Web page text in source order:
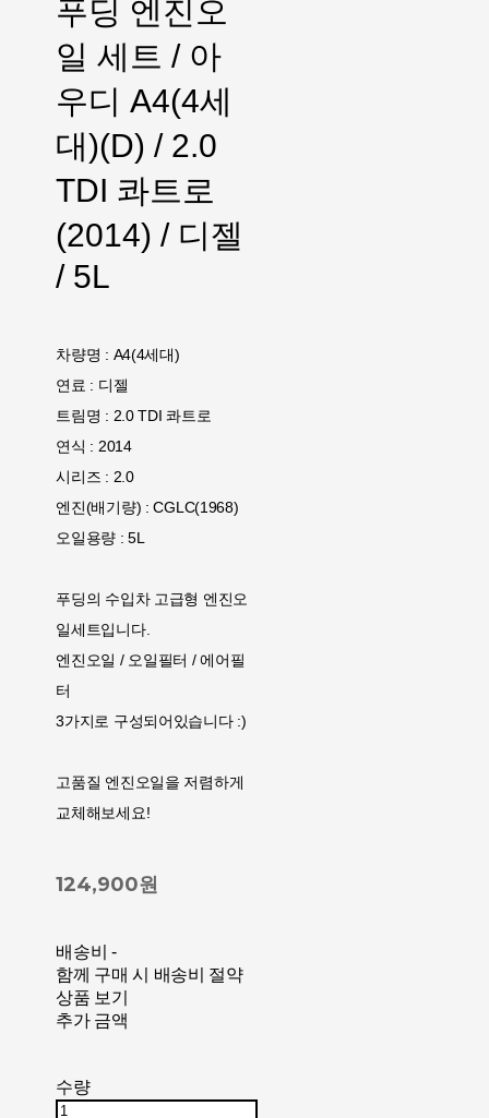
푸딩 엔진오
일 세트 / 아
우디 A4(4세
대)(D) / 2.0
TDI 콰트로
(2014) / 디젤
/ 5L
차량명 : A4(4세대)
연료 : 디젤
트림명 : 2.0 TDI 콰트로
연식 : 2014
시리즈 : 2.0
엔진(배기량) : CGLC(1968)
오일용량 : 5L
푸딩의 수입차 고급형 엔진오
일세트입니다.
엔진오일 / 오일필터 / 에어필
터
3가지로 구성되어있습니다 :)
고품질 엔진오일을 저렴하게
교체해보세요!
124,900원
배송비 -
함께 구매 시 배송비 절약
상품 보기
추가 금액
수량